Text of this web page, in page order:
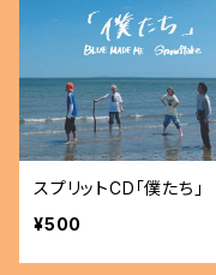
スプリットCD「僕たち」
¥500